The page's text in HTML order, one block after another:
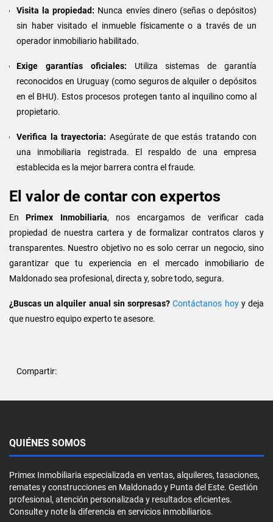
Visita la propiedad: Nunca envíes dinero (señas o depósitos)
sin haber visitado el inmueble físicamente o a través de un
operador inmobiliario habilitado.
Exige garantías oficiales: Utiliza sistemas de garantía
reconocidos en Uruguay (como seguros de alquiler o depósitos
en el BHU). Estos procesos protegen tanto al inquilino como al
propietario.
Verifica la trayectoria: Asegúrate de que estás tratando con
una inmobiliaria registrada. El respaldo de una empresa
establecida es la mejor barrera contra el fraude.
El valor de contar con expertos
EnPrimex Inmobiliaria, nos encargamos de verificar cada
propiedad de nuestra cartera y de formalizar contratos claros y
transparentes. Nuestro objetivo no es solo cerrar un negocio, sino
garantizar que tu experiencia en el mercado inmobiliario de
Maldonado sea profesional, directa y, sobre todo, segura.
¿Buscas un alquiler anual sin sorpresas? Contáctanos hoyy deja
que nuestro equipo experto te asesore.
Compartir:
QUIÉNES SOMOS
Primex Inmobiliaria especializada en ventas, alquileres, tasaciones,
remates y construcciones en Maldonado y Punta del Este. Gestión
profesional, atención personalizada y resultados eficientes.
Consulte y note la diferencia en servicios inmobiliarios.